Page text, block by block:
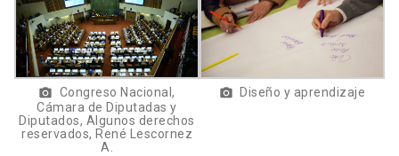
photo_camera Congreso Nacional,
Cámara de Diputadas y
Diputados, Algunos derechos
reservados, René Lescornez
A.
photo_camera Diseño y aprendizaje